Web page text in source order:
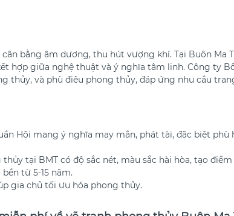
bằng âm dương, thu hút vượng khí. Tại Buôn Ma
hợp giữa nghệ thuật và ý nghĩa tâm linh. Công ty
thủy, và phù điêu phong thủy, đáp ứng nhu cầu
Hội mang ý nghĩa may mắn, phát tài, đặc biệt
tại BMT có độ sắc nét, màu sắc hài hòa, tạo
từ 5-15 năm.
gia chủ tối ưu hóa phong thủy.